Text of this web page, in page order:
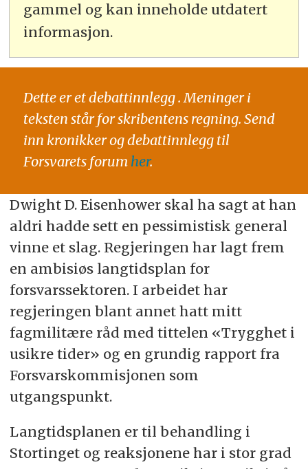
gammel og kan inneholde utdatert
informasjon.
Dette er et debattinnlegg . Meninger i
teksten står for skribentens regning. Send
inn kronikker og debattinnlegg til
Forsvarets forum her.
Dwight D. Eisenhower skal ha sagt at han
aldri hadde sett en pessimistisk general
vinne et slag. Regjeringen har lagt frem
en ambisiøs langtidsplan for
forsvarssektoren. I arbeidet har
regjeringen blant annet hatt mitt
fagmilitære råd med tittelen «Trygghet i
usikre tider» og en grundig rapport fra
Forsvarskommisjonen som
utgangspunkt.
Langtidsplanen er til behandling i
Stortinget og reaksjonene har i stor grad